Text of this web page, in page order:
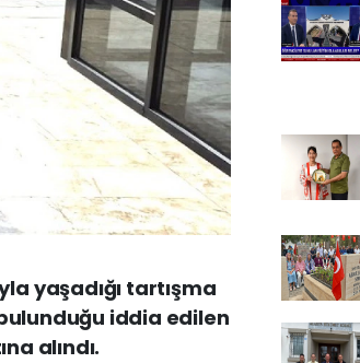
yaşadığı tartışma
iddia edilen
alındı.